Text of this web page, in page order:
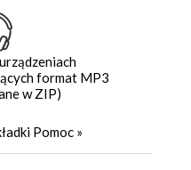
format MP3
w ZIP)
Pomoc »